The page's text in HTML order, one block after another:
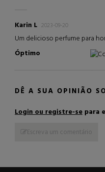
Karin L 2023-09-20
Um delicioso perfume para
Óptimo
DÊ A SUA OPINIÃO
Login ou registre-se para
Escreva um comentário